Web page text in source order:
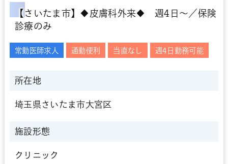
【さいたま市】◆皮膚科外来◆ 週4日～／保険
診療のみ
常勤医師求人 通勤便利 当直なし 週4日勤務可能
所在地
埼玉県さいたま市大宮区
施設形態
クリニック